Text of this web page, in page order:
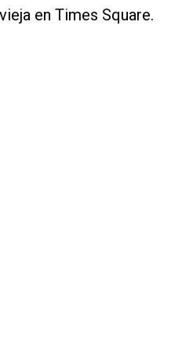
en Times Square.